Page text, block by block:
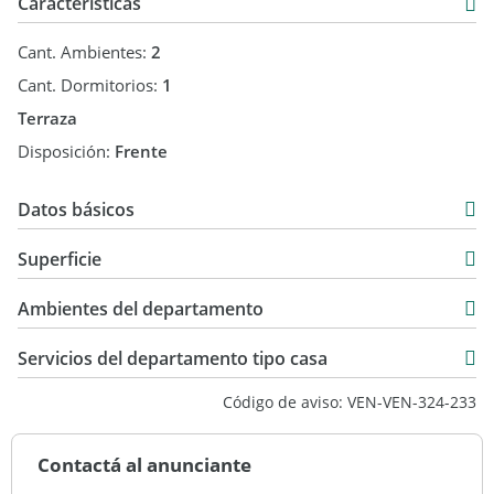
¿Buscas Inversión? Ofrecemos
luego de la compra gestionar la propiedad para asegurar la
mejor rentabilidad.
·
eléctrica
·
Cámaras de
seguridad
Salón de usos múltiples con
Bajos costos de
Cant. Ambientes: 2
Cant. Dormitorios: 1
Terraza
Disposición: Frente
Datos básicos
USD 109.400
Superficie
43 m2
Ambientes del departamento
Servicios del departamento tipo casa
Código de aviso: VEN-VEN-324-233
Contactá al anunciante